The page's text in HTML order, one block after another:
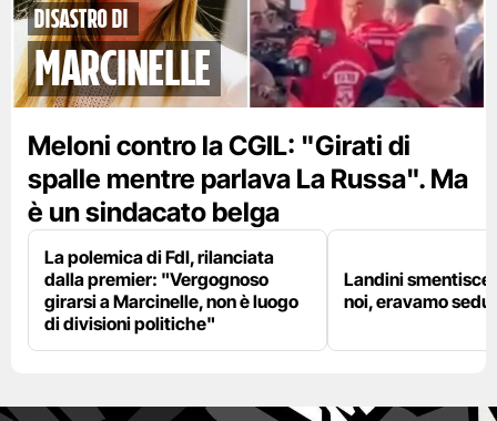
disastro di
marcinelle
Meloni contro la CGIL: "Girati di
spalle mentre parlava La Russa". Ma
è un sindacato belga
La polemica di FdI, rilanciata
dalla premier: "Vergognoso
girarsi a Marcinelle, non è luogo
di divisioni politiche"
Landini
noi, eravamo